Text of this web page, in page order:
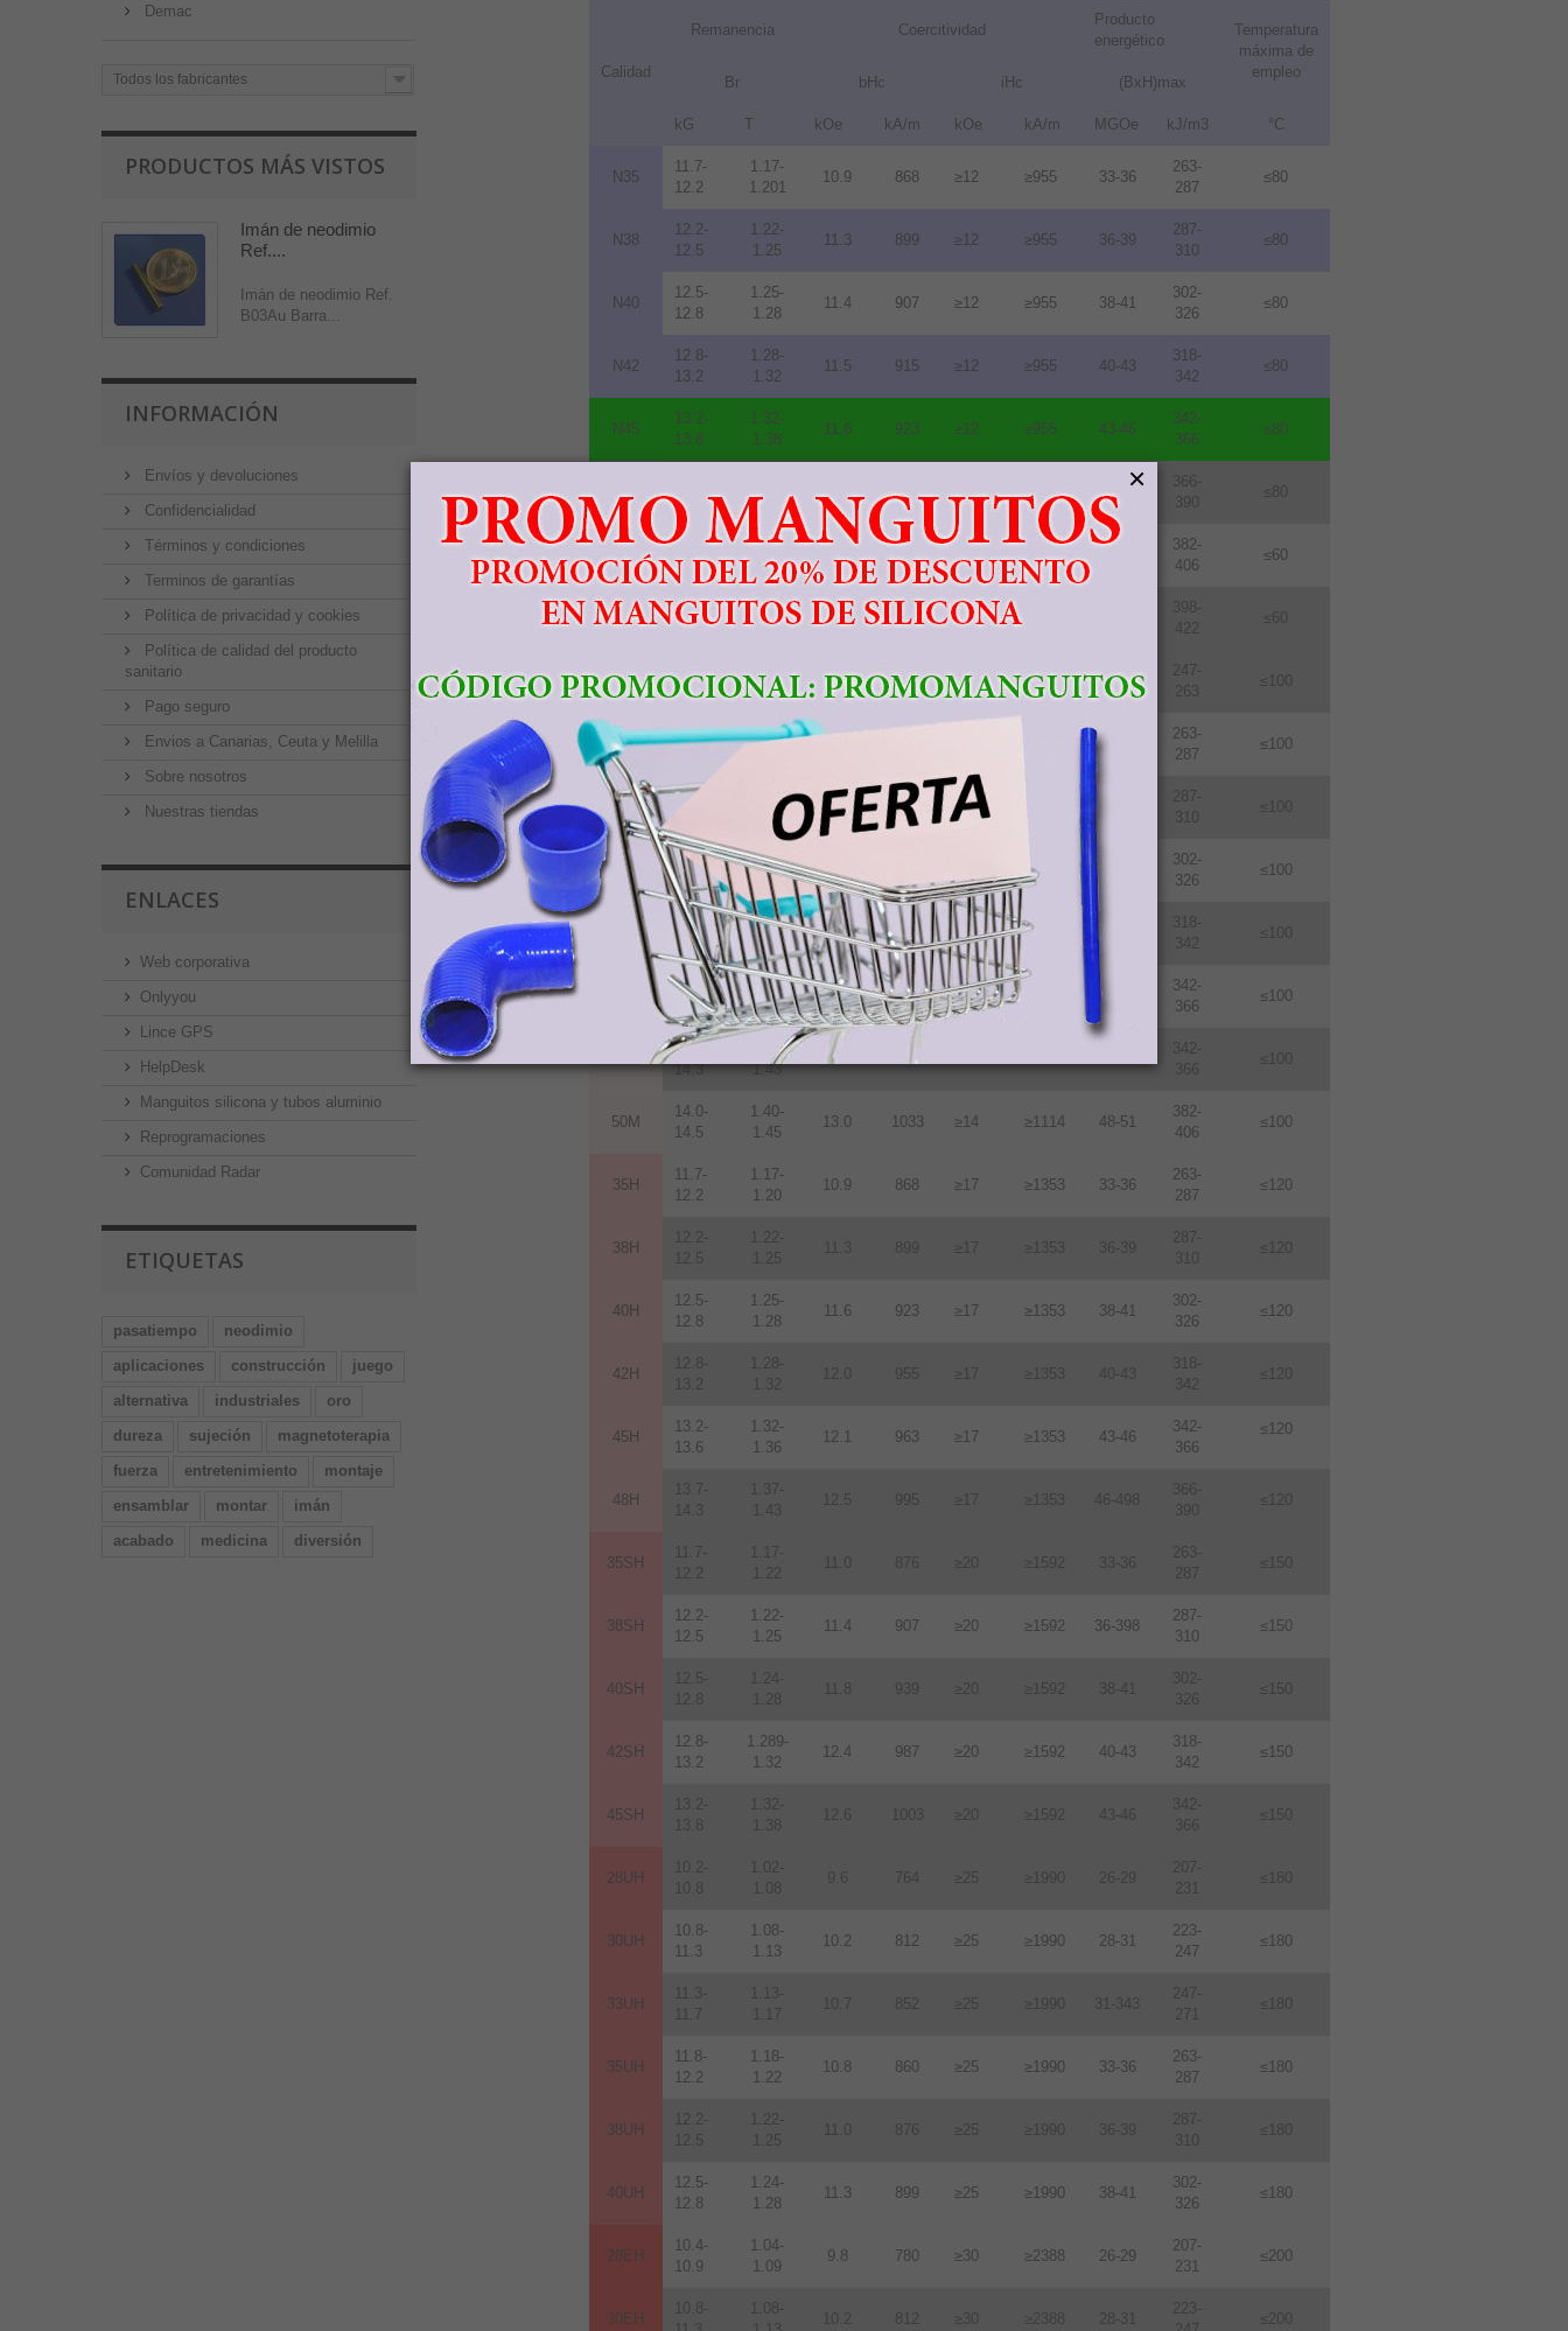
Demac
Todos los fabricantes
PRODUCTOS MÁS VISTOS
Imán de neodimio
Ref....
Imán de neodimio Ref.
B03Au Barra...
INFORMACIÓN
Envíos y devoluciones
Confidencialidad
Términos y condiciones
Terminos de garantías
Política de privacidad y cookies
Política de calidad del producto
sanitario
Pago seguro
Envios a Canarias, Ceuta y Melilla
Sobre nosotros
Nuestras tiendas
ENLACES
Web corporativa
Onlyyou
Lince GPS
HelpDesk
Manguitos silicona y tubos aluminio
Reprogramaciones
Comunidad Radar
ETIQUETAS
pasatiempo
neodimio
aplicaciones
construcción
juego
alternativa
industriales
oro
dureza
sujeción
magnetoterapia
fuerza
entretenimiento
montaje
ensamblar
montar
imán
acabado
medicina diversión
Calidad
Remanencia Coercitividad
Producto
energético
Temperatura
máxima de
empleo
Br bHc iHc (BxH)max
kG T kOe kA/m kOe kA/m MGOe kJ/m3 °C
N35
11.7-
12.2
1.17-
1.201
10.9 868 ≥12 ≥955 33-36
263-
287
≤80
N38
12.2-
12.5
1.22-
1.25
11.3 899 ≥12 ≥955 36-39
287-
310
≤80
N40
12.5-
12.8
1.25-
1.28
11.4 907 ≥12 ≥955 38-41
302-
326
≤80
N42
12.8-
13.2
1.28-
1.32
11.5 915 ≥12 ≥955 40-43
318-
342
≤80
N45
13.2-
13.8
1.32-
1.38
11.6 923 ≥12 ≥955 43-46
342-
366
≤80
N48
14.2
1.42
10.5 836 ≥12 ≥955 46-49
366-
390
≤80
N50
14.0-
14.5
1.40-
1.45
10.0 796 ≥11 ≥876
382-
406
≤60
N52
14.3-
14.8
1.43-
1.48
10.0 796 ≥11 ≥876
398-
422
≤60
33M
11.3-
11.7
1.13-
1.17
10.5 836 ≥14 ≥1114 31-33
247-
263
≤100
35M
11.7-
1.17-
33-36
263-
287
≤100
38M
12.2-
1.22-
1.25
11.3 899 ≥14
287-
310
≤100
40M
12.5-
12.8
1.25-
1.28
11.6 ≥1114 38-410
302-
326
≤100
42M
12.8-
13.2
1.28-
1.32
12.0 955 ≥14 ≥1114
318-
342
≤100
13.2-
13.8
1.32-
1.38
12.5 955 ≥14 43-46
342-
366
≤100
13.6-
14.3
1.36-
1.43
12.9 1027
342-
366
≤100
50M
14.0-
14.5
1.40-
1.45
13.0 1033 ≥14 ≥1114 48-51
382-
406
≤100
35H
11.7-
12.2
1.17-
1.20
10.9 868 ≥17 ≥1353 33-36
263-
287
≤120
38H
12.2-
12.5
1.22-
1.25
11.3 899 ≥17 ≥1353 36-39
287-
310
≤120
40H
12.5-
12.8
1.25-
1.28
11.6 923 ≥17 ≥1353 38-41
302-
326
≤120
42H
12.8-
13.2
1.28-
1.32
12 0 955 ≥17 ≥1353 40-43
318-
342
≤120
45H
13.2-
13.6
1.32-
1.36
12.1 963 ≥17 ≥1353 43-46
342-
366
≤120
48H
13.7-
14.3
1.37-
1.43
12.5 995 ≥17 ≥1353 46-498
366-
390
≤120
35SH
11.7-
12.2
1.17-
1.22
11.0 876 ≥20 ≥1592 33-36
263-
287
≤150
38SH
12.2-
12.5
1.22-
1.25
11.4 907 ≥20 ≥1592 36-398
287-
310
≤150
40SH
12.5-
12.8
1.24-
1.28
11.8 939 ≥20 ≥1592 38-41
302-
326
≤150
42SH
12.8-
13.2
1.289-
1.32
12.4 987 ≥20 ≥1592 40-43
318-
342
≤150
45SH
13.2-
13.8
1.32-
1.38
12.6 1003 ≥20 ≥1592 43-46
342-
366
≤150
28UH
10.2-
10.8
1.02-
1.08
9.6 764 ≥25 ≥1990 26-29
207-
231
≤180
30UH
10.8-
11.3
1.08-
1.13
10.2 812 ≥25 ≥1990 28-31
223-
247
≤180
33UH
11.3-
11.7
1.13-
1.17
10.7 852 ≥25 ≥1990 31-343
247-
271
≤180
35UH
11.8-
12.2
1.18-
1.22
10.8 860 ≥25 ≥1990 33-36
263-
287
≤180
38UH
12.2-
12.5
1.22-
1.25
11.0 876 ≥25 ≥1990 36-39
287-
310
≤180
40UH
12.5-
12.8
1.24-
1.28
11.3 899 ≥25 ≥1990 38-41
302-
326
≤180
28EH
10.4-
10.9
1.04-
1.09
9.8 780 ≥30 ≥2388 26-29
207-
231
≤200
30EH
10.8-
1.08-
10.2 812 ≥30 ≥2388 28-31
223-
≤200
×